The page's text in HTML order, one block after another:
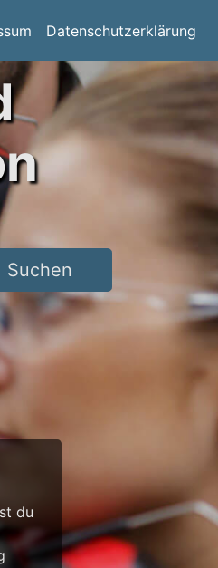
Datenschutzerklärung
Suchen
du